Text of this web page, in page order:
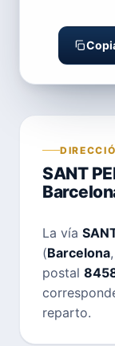
SANT
La vía
(Barcelona
postal
reparto.